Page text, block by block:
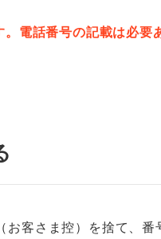
電話番号の記載は必要
客さま控）を捨て、